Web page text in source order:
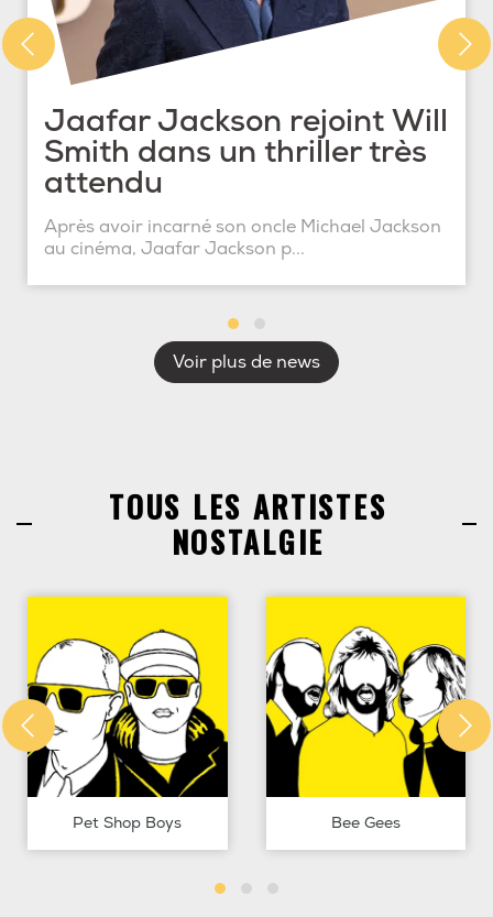
Jaafar Jackson rejoint Will
Smith dans un thriller très
attendu
Après avoir incarné son oncle Michael Jackson
au cinéma, Jaafar Jackson p...
Voir plus de news
TOUS LES ARTISTES
NOSTALGIE
Pet Shop Boys Bee Gees